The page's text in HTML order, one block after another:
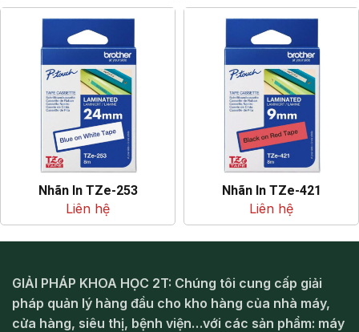
Nhãn In TZe-253
Liên hệ
Nhãn In TZe-421
Liên hệ
GIẢI PHÁP KHOA HỌC 2T: Chúng tôi cung cấp giải
pháp quản lý hàng đầu cho kho hàng của nhà máy,
cửa hàng, siêu thị, bệnh viện…với các sản phẩm: máy